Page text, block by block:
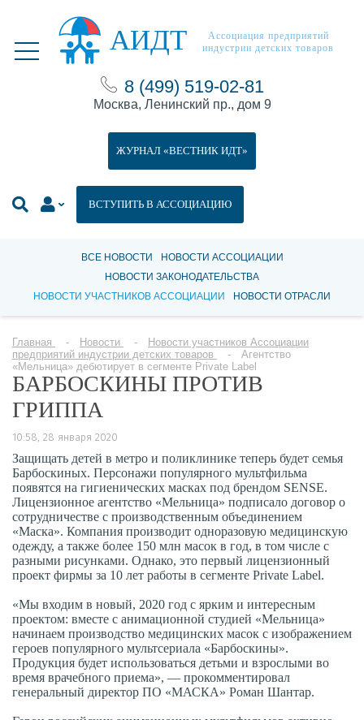
АИДТ
Ассоциация предприятий
индустрии детских товаров
8 (499) 519-02-81
Москва, Ленинский пр., дом 9
ВСТУПИТЬ В АССОЦИАЦИЮ
ЖУРНАЛ «ВЕСТНИК ИДТ»
ВСЕ НОВОСТИ
НОВОСТИ АССОЦИАЦИИ
НОВОСТИ ЗАКОНОДАТЕЛЬСТВА
НОВОСТИ УЧАСТНИКОВ АССОЦИАЦИИ
НОВОСТИ ОТРАСЛИ
Главная Новости
Новости участников Ассоциации
предприятий индустрии детских товаров
Агентство
«Мельница» дебютирует в сегменте Private Label
БАРБОСКИНЫ ПРОТИВ
ГРИППА
10:58, 28 января 2020
Защищать детей в метро и поликлинике теперь будет семья
Барбоскиных. Персонажи популярного мультфильма
появятся на гигиенических масках под брендом SENSE.
Лицензионное агентство «Мельница» подписало договор о
сотрудничестве с производственным объединением
«Маска». Компания производит одноразовую медицинскую
одежду, а также более 150 млн масок в год, в том числе с
разными рисунками. Однако, это первый лицензионный
проект фирмы за 10 лет работы в сегменте Private Label.
«Мы входим в новый, 2020 год с ярким и интересным
проектом: вместе с анимационной студией «Мельница»
начинаем производство медицинских масок с изображением
героев популярного мультсериала «Барбоскины».
Продукция будет использоваться детьми и взрослыми во
время врачебного приема», — прокомментировал
генеральный директор ПО «МАСКА» Роман Шантар.